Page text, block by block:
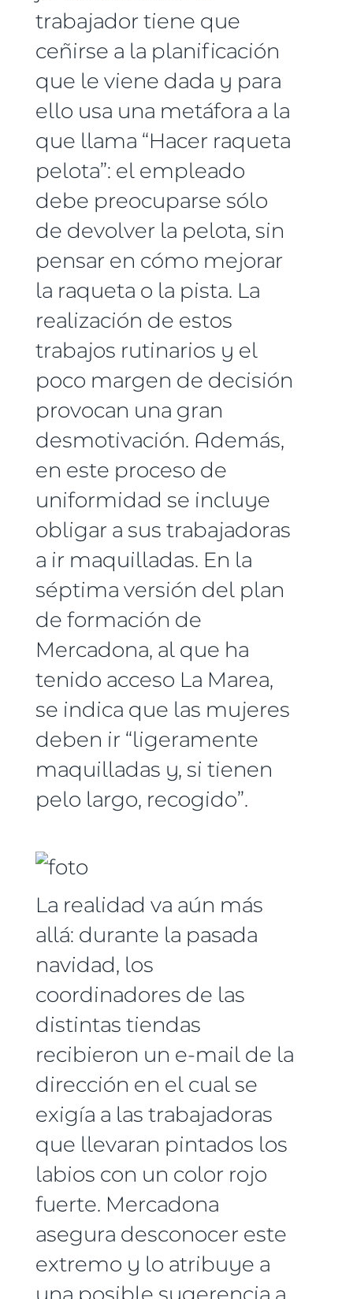
trabajador tiene que
ceñirse a la planificación
que le viene dada y para
ello usa una metáfora a la
que llama “Hacer raqueta
pelota”: el empleado
debe preocuparse sólo
de devolver la pelota, sin
pensar en cómo mejorar
la raqueta o la pista. La
realización de estos
trabajos rutinarios y el
poco margen de decisión
provocan una gran
desmotivación. Además,
en este proceso de
uniformidad se incluye
obligar a sus trabajadoras
a ir maquilladas. En la
séptima versión del plan
de formación de
Mercadona, al que ha
tenido acceso La Marea,
se indica que las mujeres
deben ir “ligeramente
maquilladas y, si tienen
pelo largo, recogido”.
La realidad va aún más
allá: durante la pasada
navidad, los
coordinadores de las
distintas tiendas
recibieron un e-mail de la
dirección en el cual se
exigía a las trabajadoras
que llevaran pintados los
labios con un color rojo
fuerte. Mercadona
asegura desconocer este
extremo y lo atribuye a
una posible sugerencia a